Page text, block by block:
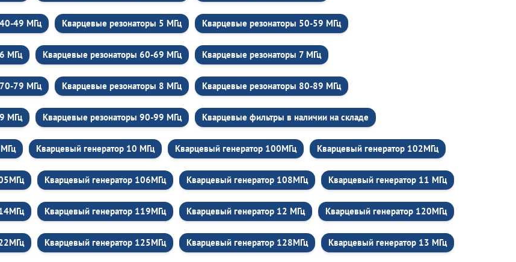
49 МГц Кварцевые резонаторы 5 МГц Кварцевые резонаторы 50-59 МГц
МГц Кварцевые резонаторы 60-69 МГц Кварцевые резонаторы 7 МГц
79 МГц Кварцевые резонаторы 8 МГц Кварцевые резонаторы 80-89 МГц
МГц Кварцевые резонаторы 90-99 МГц Кварцевые фильтры в наличии на складе
Кварцевый генератор 10 МГц Кварцевый генератор 100МГц Кварцевый генератор 102МГц
Кварцевый генератор 106МГц Кварцевый генератор 108МГц Кварцевый генератор 11 МГц
Кварцевый генератор 119МГц Кварцевый генератор 12 МГц Кварцевый генератор 120МГц
Кварцевый генератор 125МГц Кварцевый генератор 128МГц Кварцевый генератор 13 МГц